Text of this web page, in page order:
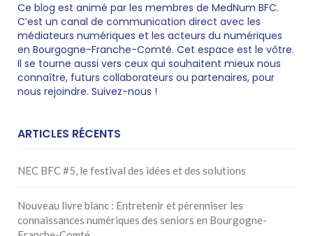
Ce blog est animé par les membres de MedNum BFC.
C’est un canal de communication direct avec les
médiateurs numériques et les acteurs du numériques
en Bourgogne-Franche-Comté. Cet espace est le vôtre.
Il se tourne aussi vers ceux qui souhaitent mieux nous
connaître, futurs collaborateurs ou partenaires, pour
nous rejoindre. Suivez-nous !
ARTICLES RÉCENTS
NEC BFC #5, le festival des idées et des solutions
Nouveau livre blanc : Entretenir et pérenniser les
connaissances numériques des seniors en Bourgogne-